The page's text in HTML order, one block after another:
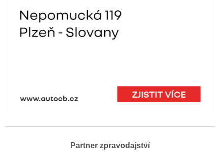
Partner zpravodajství